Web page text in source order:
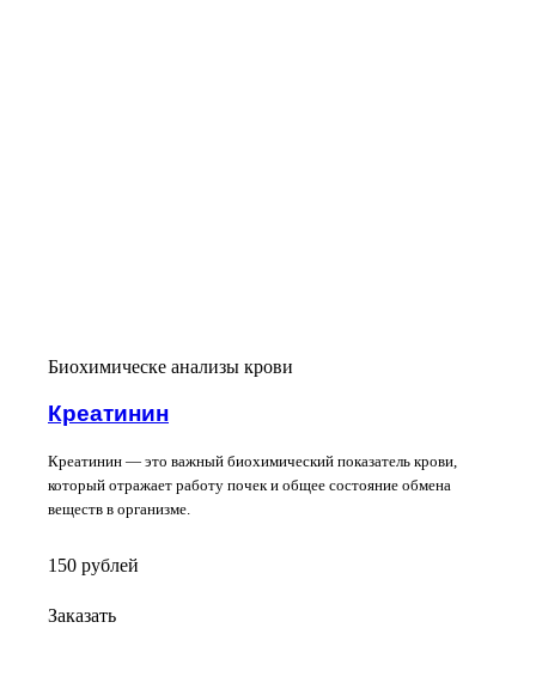
Биохимическе анализы крови
Креатинин
Креатинин — это важный биохимический показатель крови,
который отражает работу почек и общее состояние обмена
веществ в организме.
150 рублей
Заказать